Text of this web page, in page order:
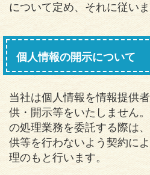
について定め、それに従いま
個人情報の開示について
当社は個人情報を情報提供
供・開示等をいたしません
の処理業務を委託する際は
供等を行わないよう契約に
理のもと行います。